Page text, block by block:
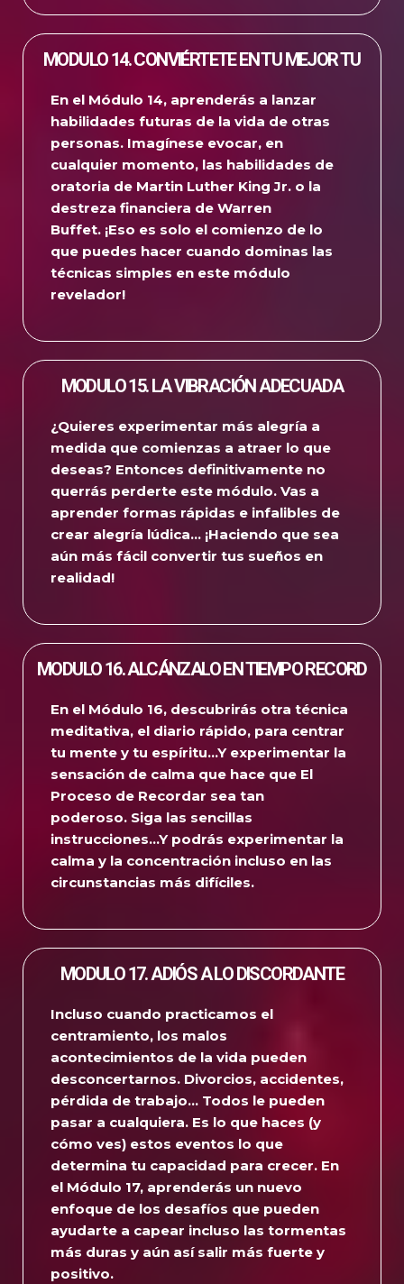
MODULO 14. CONVIÉRTETE EN TU MEJOR TU
En el Módulo 14, aprenderás a lanzar
habilidades futuras de la vida de otras
personas. Imagínese evocar, en
cualquier momento, las habilidades de
oratoria de Martin Luther King Jr. o la
destreza financiera de Warren
Buffet. ¡Eso es solo el comienzo de lo
que puedes hacer cuando dominas las
técnicas simples en este módulo
revelador!
MODULO 15. LA VIBRACIÓN ADECUADA
¿Quieres experimentar más alegría a
medida que comienzas a atraer lo que
deseas? Entonces definitivamente no
querrás perderte este módulo. Vas a
aprender formas rápidas e infalibles de
crear alegría lúdica… ¡Haciendo que sea
aún más fácil convertir tus sueños en
realidad!
MODULO 16. ALCÁNZALO EN TIEMPO RECORD
En el Módulo 16, descubrirás otra técnica
meditativa, el diario rápido, para centrar
tu mente y tu espíritu…Y experimentar la
sensación de calma que hace que El
Proceso de Recordar sea tan
poderoso. Siga las sencillas
instrucciones…Y podrás experimentar la
calma y la concentración incluso en las
circunstancias más difíciles.
MODULO 17. ADIÓS A LO DISCORDANTE
Incluso cuando practicamos el
centramiento, los malos
acontecimientos de la vida pueden
desconcertarnos. Divorcios, accidentes,
pérdida de trabajo… Todos le pueden
pasar a cualquiera. Es lo que haces (y
cómo ves) estos eventos lo que
determina tu capacidad para crecer. En
el Módulo 17, aprenderás un nuevo
enfoque de los desafíos que pueden
ayudarte a capear incluso las tormentas
más duras y aún así salir más fuerte y
positivo.